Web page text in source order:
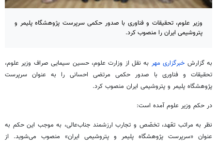
وزیر علوم، تحقیقات و فناوری با صدور حکمی سرپرست پژوهشگاه پلیمر و
پتروشیمی ایران را منصوب کرد.
به گزارش خبرگزاری مهر به نقل از وزارت علوم، حسین سیمایی صراف وزیر علوم،
تحقیقات و فناوری با صدور حکمی مرتضی احسانی را به عنوان سرپرست
پژوهشگاه پلیمر و پتروشیمی ایران منصوب کرد.
در حکم وزیر علوم آمده است:
نظر به مراتب تعّهد، تخصّص و تجارب ارزشمند جناب‌عالی، به موجب این حکم به
عنوان «سرپرست پژوهشگاه پلیمر و پتروشیمی ایران» منصوب می‌شوید. از